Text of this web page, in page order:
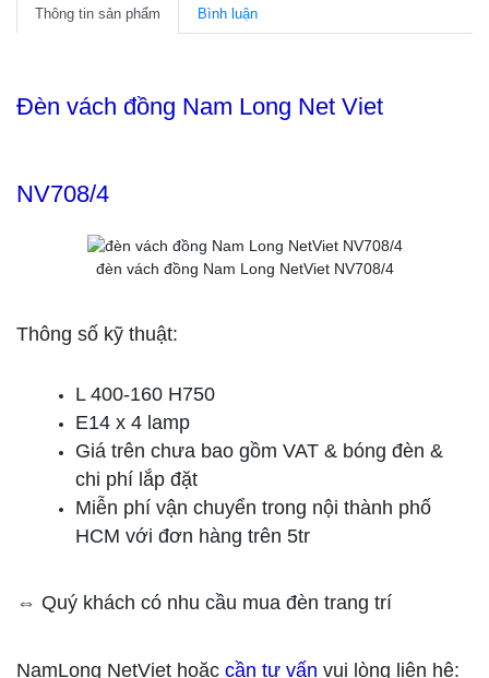
Thông tin sản phẩm Bình luận
Đèn vách đồng Nam Long Net Viet
NV708/4
đèn vách đồng Nam Long NetViet NV708/4
Thông số kỹ thuật:
L 400-160 H750
E14 x 4 lamp
Giá trên chưa bao gồm VAT & bóng đèn &
chi phí lắp đặt
Miễn phí vận chuyển trong nội thành phố
HCM với đơn hàng trên 5tr
⇔ Quý khách có nhu cầu mua đèn trang trí
NamLong NetViet hoặc cần tư vấn vui lòng liên hệ: